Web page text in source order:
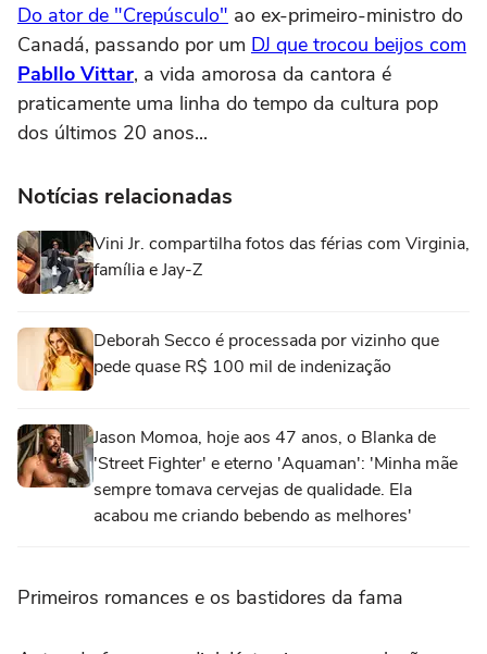
Do ator de "Crepúsculo" ao ex-primeiro-ministro do
Canadá, passando por um DJ que trocou beijos com
Pabllo Vittar, a vida amorosa da cantora é
praticamente uma linha do tempo da cultura pop
dos últimos 20 anos...
Notícias relacionadas
Vini Jr. compartilha fotos das férias com Virginia,
família e Jay-Z
Deborah Secco é processada por vizinho que
pede quase R$ 100 mil de indenização
Jason Momoa, hoje aos 47 anos, o Blanka de
'Street Fighter' e eterno 'Aquaman': 'Minha mãe
sempre tomava cervejas de qualidade. Ela
acabou me criando bebendo as melhores'
Primeiros romances e os bastidores da fama